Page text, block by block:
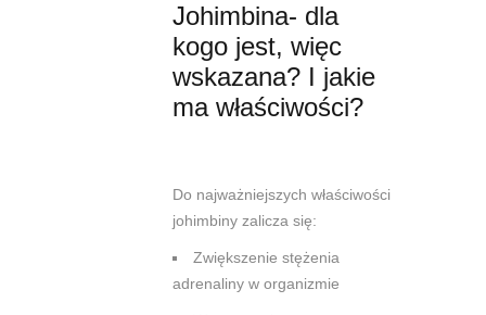
Johimbina- dla
kogo jest, więc
wskazana? I jakie
ma właściwości?
Do najważniejszych właściwości
johimbiny zalicza się:
Zwiększenie stężenia
adrenaliny w organizmie